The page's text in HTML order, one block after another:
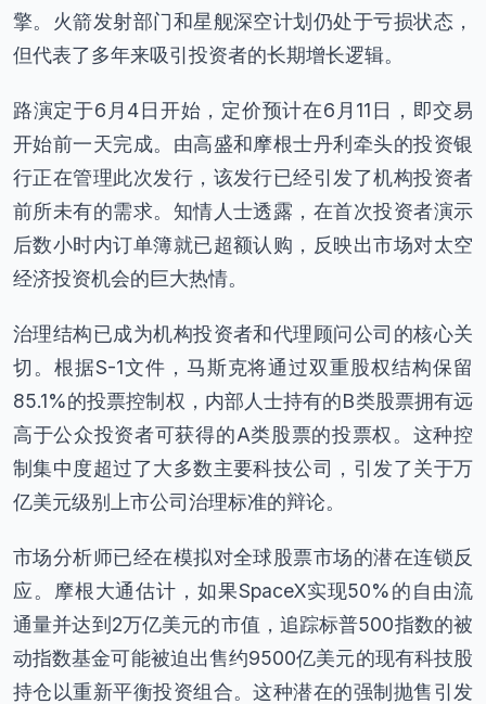
擎。火箭发射部门和星舰深空计划仍处于亏损状态，
但代表了多年来吸引投资者的长期增长逻辑。
路演定于6月4日开始，定价预计在6月11日，即交易
开始前一天完成。由高盛和摩根士丹利牵头的投资银
行正在管理此次发行，该发行已经引发了机构投资者
前所未有的需求。知情人士透露，在首次投资者演示
后数小时内订单簿就已超额认购，反映出市场对太空
经济投资机会的巨大热情。
治理结构已成为机构投资者和代理顾问公司的核心关
切。根据S-1文件，马斯克将通过双重股权结构保留
85.1%的投票控制权，内部人士持有的B类股票拥有远
高于公众投资者可获得的A类股票的投票权。这种控
制集中度超过了大多数主要科技公司，引发了关于万
亿美元级别上市公司治理标准的辩论。
市场分析师已经在模拟对全球股票市场的潜在连锁反
应。摩根大通估计，如果SpaceX实现50%的自由流
通量并达到2万亿美元的市值，追踪标普500指数的被
动指数基金可能被迫出售约9500亿美元的现有科技股
持仓以重新平衡投资组合。这种潜在的强制抛售引发